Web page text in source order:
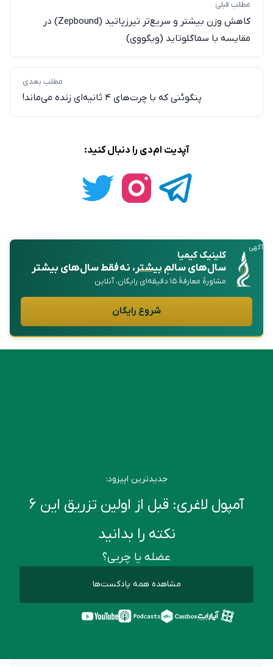
مطلب قبلی
کاهش وزن بیشتر و سریع‌تر تیرزپاتید (Zepbound) در
مقایسه با سماگلوتاید (ویگووی)
مطلب بعدی
پنگوئنی که با چرت‌های ۴ ثانیه‌ای زنده می‌ماند!
آپدیت ام‌دی را دنبال کنید:
آگهی
کلینیک کیمیا
سال‌های سالمِبیشتر، نه فقط سال‌های بیشتر
مشاورهٔ معارفهٔ ۱۵ دقیقه‌ای رایگان، آنلاین
شروع رایگان
جدیدترین اپیزود:
آمپول لاغری: قبل از اولین تزریق این ۶
نکته را بدانید
عضله یا چربی؟
مشاهده همه پادکست‌ها